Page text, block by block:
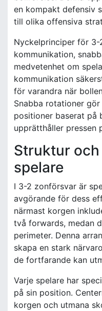
en kompakt defensiv
till olika offensiva
Nyckelprinciper för 3-
kommunikation,
medvetenhet om
kommunikation
för varandra när
Snabba rotationer
positioner baserat på
upprätthåller pressen
Struktur
spelare
I 3-2 zonförsvar är
avgörande för dess
närmast korgen
två forwards, medan
perimeter. Denna
skapa en stark
de fortfarande kan
Varje spelare har
på sin position.
korgen och utmana